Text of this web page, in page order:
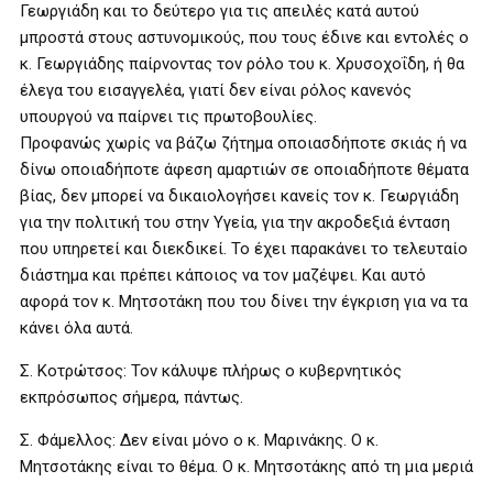
Γεωργιάδη και το δεύτερο για τις απειλές κατά αυτού
μπροστά στους αστυνομικούς, που τους έδινε και εντολές ο
κ. Γεωργιάδης παίρνοντας τον ρόλο του κ. Χρυσοχοΐδη, ή θα
έλεγα του εισαγγελέα, γιατί δεν είναι ρόλος κανενός
υπουργού να παίρνει τις πρωτοβουλίες.
Προφανώς χωρίς να βάζω ζήτημα οποιασδήποτε σκιάς ή να
δίνω οποιαδήποτε άφεση αμαρτιών σε οποιαδήποτε θέματα
βίας, δεν μπορεί να δικαιολογήσει κανείς τον κ. Γεωργιάδη
για την πολιτική του στην Υγεία, για την ακροδεξιά ένταση
που υπηρετεί και διεκδικεί. Το έχει παρακάνει το τελευταίο
διάστημα και πρέπει κάποιος να τον μαζέψει. Και αυτό
αφορά τον κ. Μητσοτάκη που του δίνει την έγκριση για να τα
κάνει όλα αυτά.
Σ. Κοτρώτσος: Τον κάλυψε πλήρως ο κυβερνητικός
εκπρόσωπος σήμερα, πάντως.
Σ. Φάμελλος: Δεν είναι μόνο ο κ. Μαρινάκης. Ο κ.
Μητσοτάκης είναι το θέμα. Ο κ. Μητσοτάκης από τη μια μεριά